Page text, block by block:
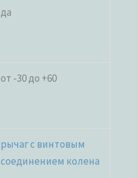
да
от -30 до +60
рычаг с винтовым
соединением колена